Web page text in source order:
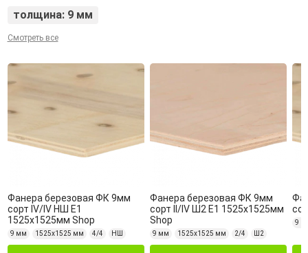
толщина: 9 мм
Смотреть все
Фанера березовая ФК 9мм
сорт IV/IV НШ Е1
1525х1525мм Shop
9 мм 1525х1525 мм 4/4 НШ
Фанера березовая ФК 9мм
сорт II/IV Ш2 Е1 1525х1525мм
Shop
9 мм 1525х1525 мм 2/4 Ш2
9